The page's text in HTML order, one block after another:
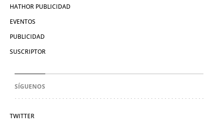
HATHOR PUBLICIDAD
EVENTOS
PUBLICIDAD
SUSCRIPTOR
SÍGUENOS
TWITTER